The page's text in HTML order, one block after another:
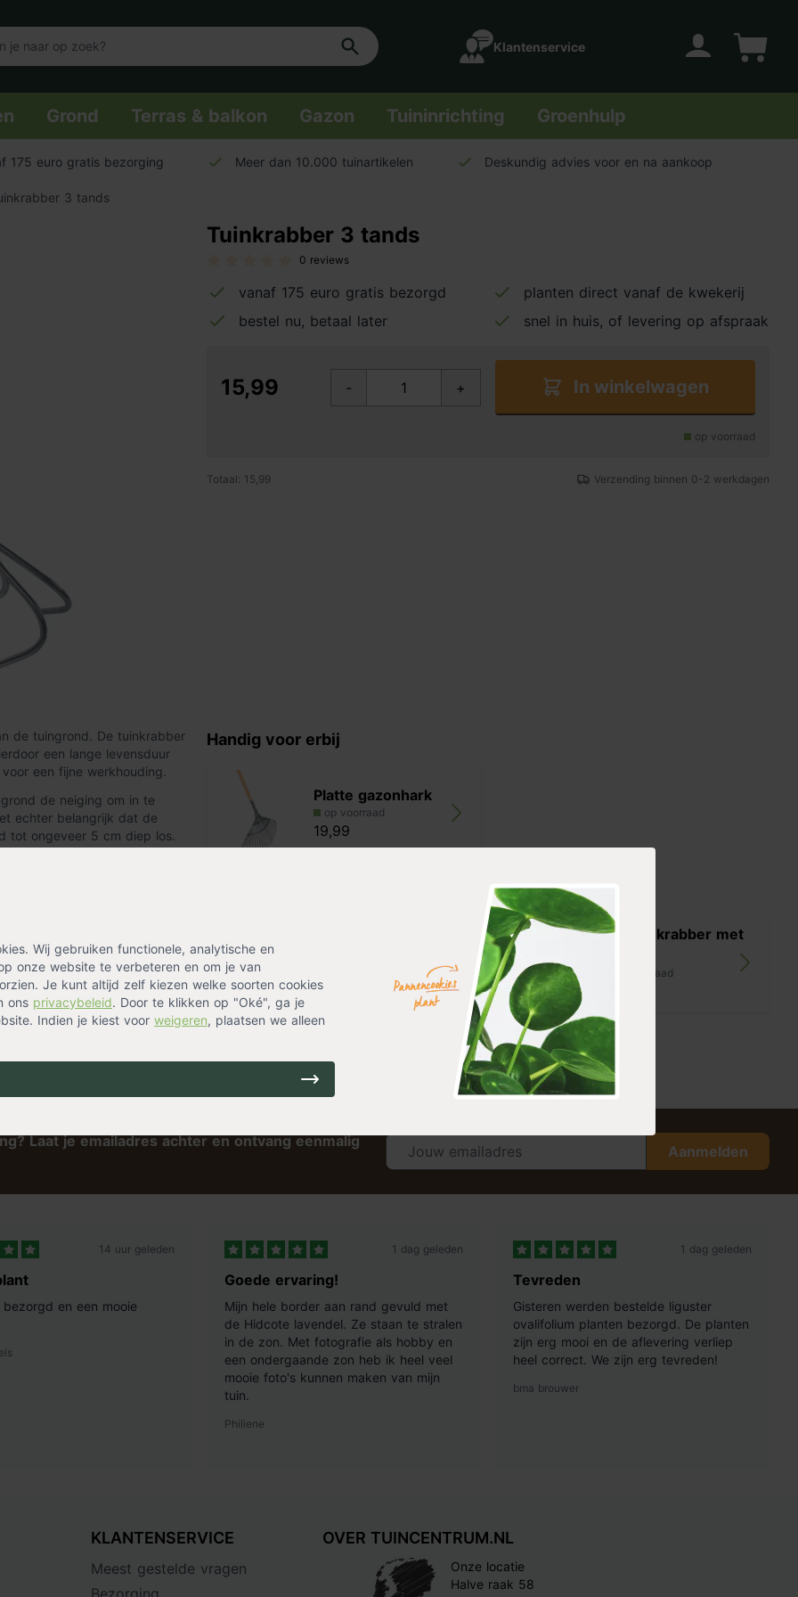
Klantenservice
Grond Terras & balkon Gazon Tuininrichting Groenhulp
Wij gebruiken functionele, analytische en
onze website te verbeteren en om je van
Je kunt altijd zelf kiezen welke soorten cookies
ons privacybeleid. Door te klikken op "Oké", ga je
Indien je kiest voor weigeren, plaatsen we alleen
175 euro gratis bezorging Meer dan 10.000 tuinartikelen Deskundig advies voor en na aankoop
3 tands
Tuinkrabber 3 tands
0 reviews
vanaf 175 euro gratis bezorgd
planten direct vanaf de kwekerij
bestel nu, betaal later
snel in huis, of levering op afspraak
15,99 - + In winkelwagen
op voorraad
Totaal: 15,99 Verzending binnen 0-2 werkdagen
de tuingrond. De tuinkrabber
een lange levensduur
een fijne werkhouding.
de neiging om in te
echter belangrijk dat de
tot ongeveer 5 cm diep los.
het werken tussen
Handig voor erbij
Platte gazonhark
op voorraad
19,99
7,99
Voegenkrabber met
op voorraad
Laat je emailadres achter en ontvang eenmalig
Aanmelden
14 uur geleden
bezorgd en een mooie
1 dag geleden
Goede ervaring!
Mijn hele border aan rand gevuld met
de Hidcote lavendel. Ze staan te stralen
in de zon. Met fotografie als hobby en
een ondergaande zon heb ik heel veel
mooie foto's kunnen maken van mijn
tuin.
Philiene
1 dag geleden
Tevreden
Gisteren werden bestelde liguster
ovalifolium planten bezorgd. De planten
zijn erg mooi en de aflevering verliep
heel correct. We zijn erg tevreden!
bma brouwer
KLANTENSERVICE
Meest gestelde vragen
Bezorging
OVER TUINCENTRUM.NL
Onze locatie
Halve raak 58